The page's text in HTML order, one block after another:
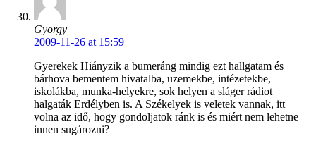
Gyorgy
2009-11-26 at 15:59
Gyerekek Hiányzik a bumeráng mindig ezt hallgatam és
bárhova bementem hivatalba, uzemekbe, intézetekbe,
iskolákba, munka-helyekre, sok helyen a sláger rádiot
halgaták Erdélyben is. A Székelyek is veletek vannak, itt
volna az idő, hogy gondoljatok ránk is és miért nem lehetne
innen sugározni?